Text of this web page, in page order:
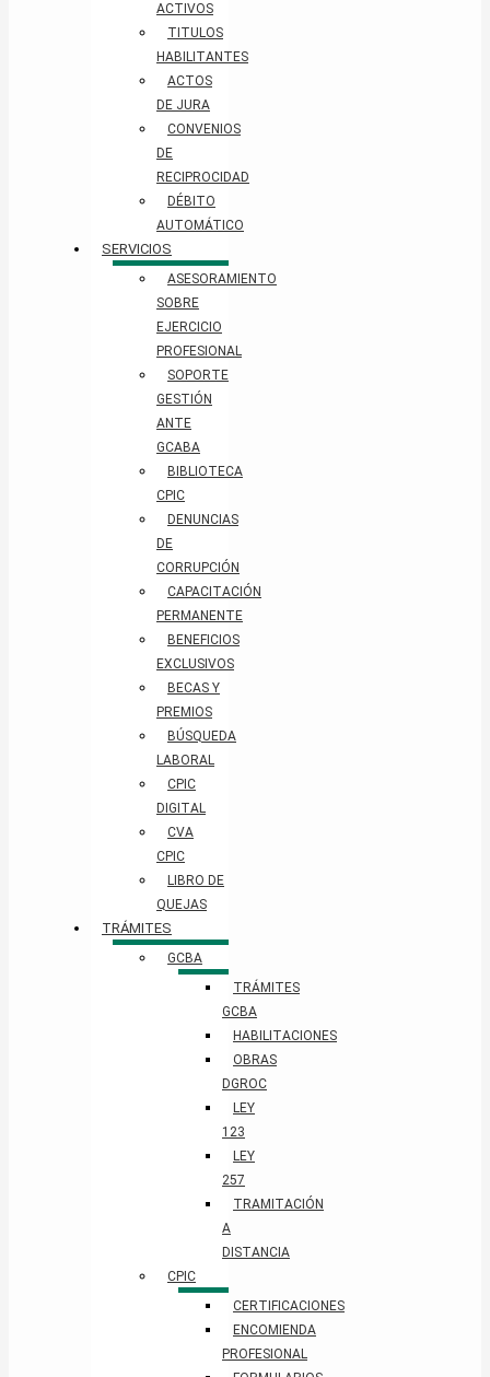
ACTIVOS
TITULOS
HABILITANTES
ACTOS
DE JURA
CONVENIOS
DE
RECIPROCIDAD
DÉBITO
AUTOMÁTICO
SERVICIOS
ASESORAMIENTO
SOBRE
EJERCICIO
PROFESIONAL
SOPORTE
GESTIÓN
ANTE
GCABA
BIBLIOTECA
CPIC
DENUNCIAS
DE
CORRUPCIÓN
CAPACITACIÓN
PERMANENTE
BENEFICIOS
EXCLUSIVOS
BECAS Y
PREMIOS
BÚSQUEDA
LABORAL​
CPIC
DIGITAL
CVA
CPIC
LIBRO DE
QUEJAS
TRÁMITES
GCBA
TRÁMITES
GCBA
HABILITACIONES
OBRAS
DGROC
LEY
123
LEY
257
TRAMITACIÓN
A
DISTANCIA
CPIC
CERTIFICACIONES
ENCOMIENDA
PROFESIONAL